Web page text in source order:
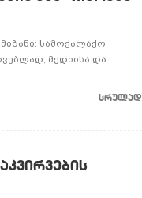
სამოქალაქო
მედიისა და
სრულად